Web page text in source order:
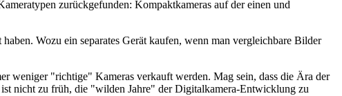
zurückgefunden: Kompaktkameras auf der einen und
Wozu ein separates Gerät kaufen, wenn man vergleichbare Bilder
weniger "richtige" Kameras verkauft werden. Mag sein, dass die Ära der
nicht zu früh, die "wilden Jahre" der Digitalkamera-Entwicklung zu